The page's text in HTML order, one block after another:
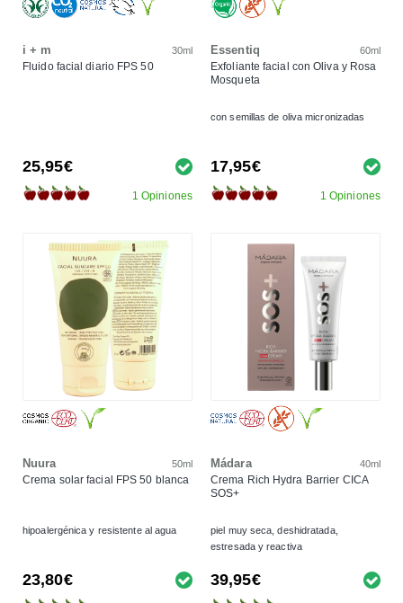
i + m 30ml
Fluido facial diario FPS 50
25,95€
1 Opiniones
Essentiq 60ml
Exfoliante facial con Oliva y Rosa
Mosqueta
con semillas de oliva micronizadas
17,95€
1 Opiniones
Nuura 50ml
Crema solar facial FPS 50 blanca
hipoalergénica y resistente al agua
23,80€
Mádara 40ml
Crema Rich Hydra Barrier CICA
SOS+
piel muy seca, deshidratada,
estresada y reactiva
39,95€